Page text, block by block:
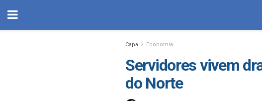
Capa Economia
Servidores vivem
do Norte